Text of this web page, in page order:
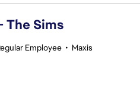
The Sims
Employee • Maxis